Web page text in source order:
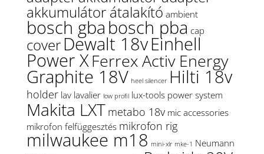
akkumulátor átalakító ambient
bosch gba bosch pba cap
cover Dewalt 18vEinhell
Power XFerrex Activ Energy
Graphite 18V heel silencer Hilti 18v
holder lav lavalier low profil lux-tools power system
Makita LXT metabo 18v mic accessories
mikrofon felfüggesztés mikrofon rig
milwaukee m18 mini-xlr mke-1 Neumann